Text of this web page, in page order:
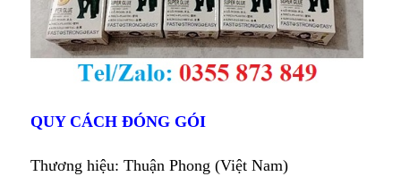
QUY CÁCH ĐÓNG GÓI
Thương hiệu: Thuận Phong (Việt Nam)